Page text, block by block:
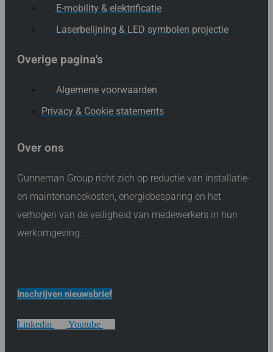
E-mobility & elektrificatie
Laserbelijning & LED symbolen projectie
Overige pagina's
Algemene voorwaarden
Privacy & Cookie statements
Over ons
Gunneman Group richt zich op reductie van installatie-
en maintenancekosten, energiebesparing en het
verhogen van de veiligheid van medewerkers in hun
werkomgeving.
Inschrijven nieuwsbrief
Linkedin Youtube